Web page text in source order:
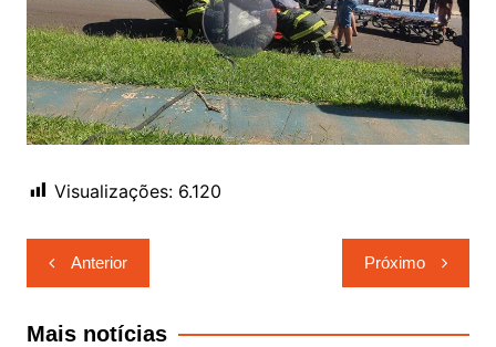
Visualizações: 6.120
Navegação
de
Post
Anterior Próximo
Mais notícias